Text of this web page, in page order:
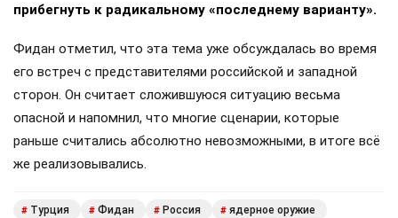
прибегнуть к радикальному «последнему варианту».
Фидан отметил, что эта тема уже обсуждалась во время
его встреч с представителями российской и западной
сторон. Он считает сложившуюся ситуацию весьма
опасной и напомнил, что многие сценарии, которые
раньше считались абсолютно невозможными, в итоге всё
же реализовывались.
# Турция # Фидан # Россия # ядерное оружие